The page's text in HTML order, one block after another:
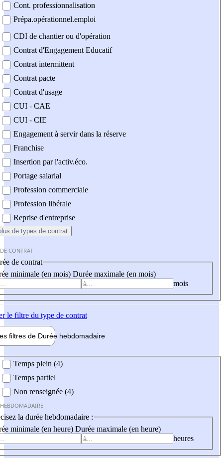
Cont. professionnalisation
Prépa.opérationnel.emploi
CDI de chantier ou d'opération
Contrat d'Engagement Educatif
Contrat intermittent
Contrat pacte
Contrat d'usage
CUI - CAE
CUI - CIE
Engagement à servir dans la réserve
Franchise
Insertion par l'activ.éco.
Portage salarial
Profession commerciale
Profession libérale
Reprise d'entreprise
de types de contrat
CONTRAT
de contrat
minimale (en mois) Durée maximale (en mois)
mois
le filtre du type de contrat
filtres de Durée hebdomadaire
Temps plein (4)
Temps partiel
Non renseignée (4)
la durée hebdomadaire :
minimale (en heure) Durée maximale (en heure)
heures